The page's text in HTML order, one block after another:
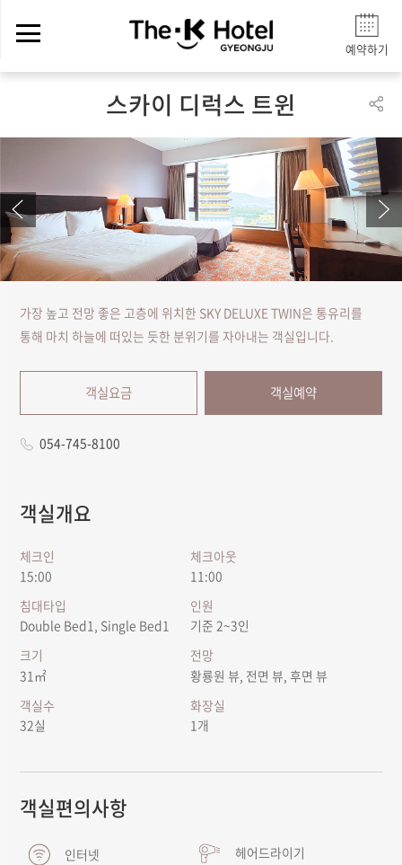
예약하기
스카이 디럭스 트윈
가장 높고 전망 좋은 고층에 위치한 SKY DELUXE TWIN은 통유리를
통해 마치 하늘에 떠있는 듯한 분위기를 자아내는 객실입니다.
객실요금 객실예약
054-745-8100
객실개요
체크인
15:00
체크아웃
11:00
침대타입
Double Bed1, Single Bed1
인원
기준 2~3인
크기
31㎡
전망
황룡원 뷰, 전면 뷰, 후면 뷰
객실수
32실
화장실
1개
객실편의사항
인터넷 헤어드라이기